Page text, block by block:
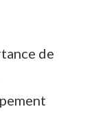
de